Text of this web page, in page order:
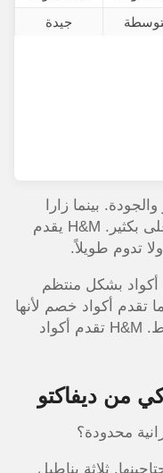
جيدة
بينما زارا
تقدم تصاميم أكثر فخامة، أسعارها أعلى بكثير. H&M يقدم
تدوم طويلاً.
أكواد بشكل منتظم
تقدم أكواد خصم لأنها
تعتمد على التخفيضات الموسمية فقط. H&M تقدم أكواد
من ديفاكتو
محدودة؟
ثلاثة بناطيل